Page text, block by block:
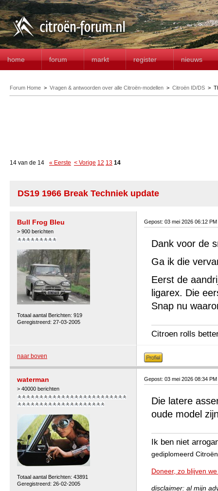
home forum markt register nieuws
Forum Home > Vragen & antwoorden over alle Citroën-modellen > Citroën ID/DS >
14 van de 14 « Eerste < Vorige 12 13 14
DS19 1966 Break Techniek update
Bull Frog Bleu
> 900 berichten
Totaal aantal Berichten: 919
Geregistreerd: 27-03-2005
Gepost: 03 mei 2026 06:12 PM
Dank voor de
Ga ik die
Eerst de
ligarex. Die
Snap nu
Citroen rolls
naar boven
waterman
> 40000 berichten
Totaal aantal Berichten: 43891
Geregistreerd: 26-02-2005
Gepost: 03 mei 2026 08:34 PM
Die latere
oude model
Ik ben niet
gediplomeerd
Doneer, zo blijven
disclaimer: al mijn